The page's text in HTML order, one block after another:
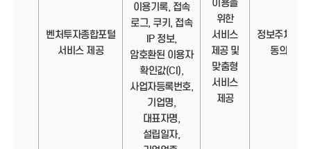
벤처투자종합포털
서비스 제공
이용을
위한
서비스
제공 및
맞춤형
서비스
제공
정보주체의
동의
이용기록, 접속
로그, 쿠키, 접속
IP 정보,
암호환된 이용자
확인값(CI),
사업자등록번호,
기업명,
대표자명,
설립일자,